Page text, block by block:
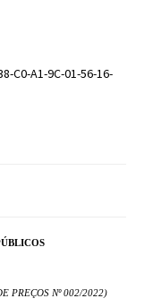
C0-A1-9C-01-56-16-
PREÇOS Nº 002/2022)